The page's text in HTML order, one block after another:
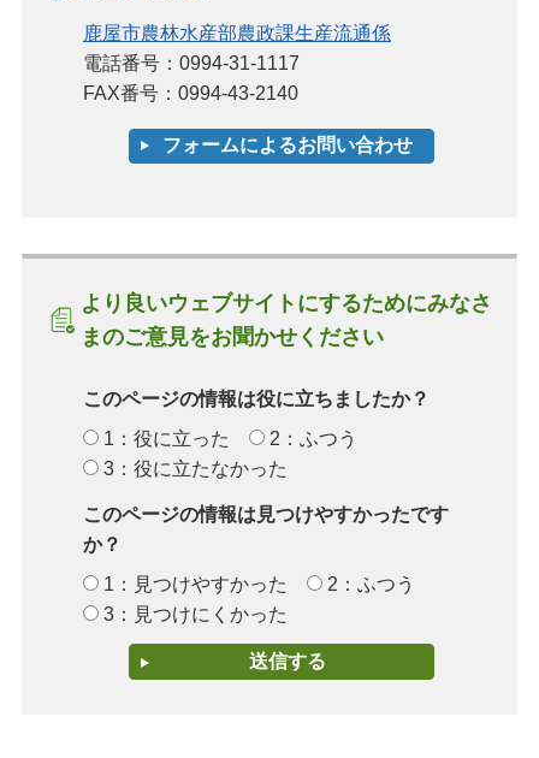
鹿屋市農林水産部農政課生産流通係
電話番号：0994-31-1117
FAX番号：0994-43-2140
より良いウェブサイトにするためにみなさ
まのご意見をお聞かせください
このページの情報は役に立ちましたか？
1：役に立った
2：ふつう
3：役に立たなかった
このページの情報は見つけやすかったです
か？
1：見つけやすかった
2：ふつう
3：見つけにくかった